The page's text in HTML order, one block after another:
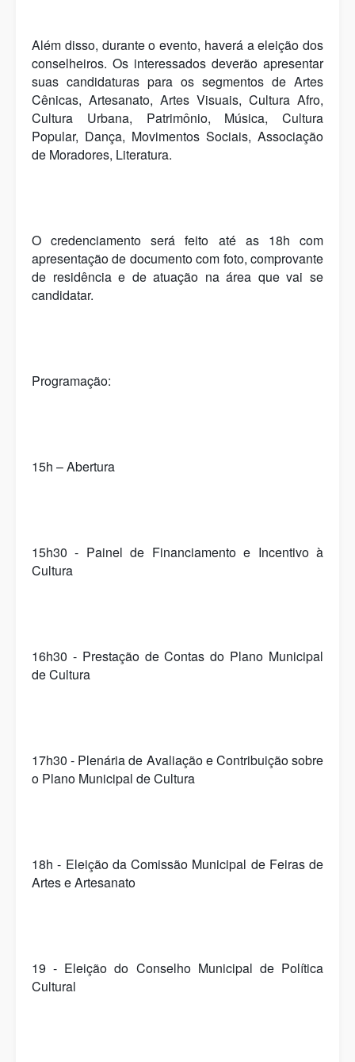
Além disso, durante o evento, haverá a eleição dos
conselheiros. Os interessados deverão apresentar
suas candidaturas para os segmentos de Artes
Cênicas, Artesanato, Artes Visuais, Cultura Afro,
Cultura Urbana, Patrimônio, Música, Cultura
Popular, Dança, Movimentos Sociais, Associação
de Moradores, Literatura.
O credenciamento será feito até as 18h com
apresentação de documento com foto, comprovante
de residência e de atuação na área que vai se
candidatar.
Programação:
15h – Abertura
15h30 - Painel de Financiamento e Incentivo à
Cultura
16h30 - Prestação de Contas do Plano Municipal
de Cultura
17h30 - Plenária de Avaliação e Contribuição sobre
o Plano Municipal de Cultura
18h - Eleição da Comissão Municipal de Feiras de
Artes e Artesanato
19 - Eleição do Conselho Municipal de Política
Cultural